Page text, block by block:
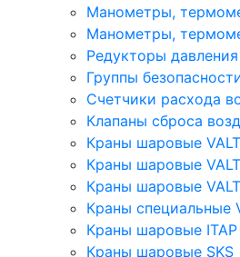
Манометры,
Манометры,
Редукторы давления
Группы
Счетчики расхода
Клапаны сброса
Краны шаровые
Краны шаровые
Краны шаровые
Краны специальные
Краны шаровые ITAP
Краны шаровые SKS